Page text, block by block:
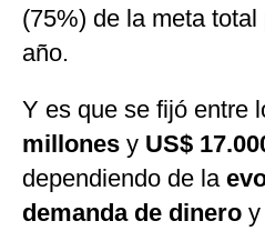
(75%) de la meta
año.
Y es que se fijó entre
millones y US$
dependiendo de la
demanda de dinero